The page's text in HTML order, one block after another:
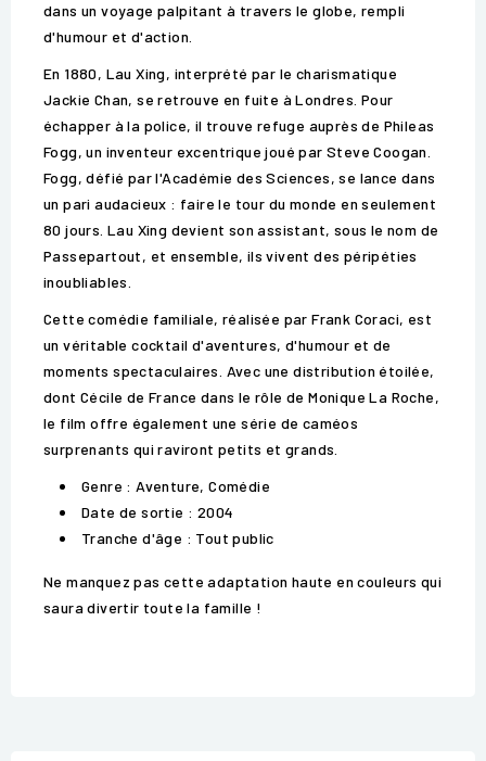
dans un voyage palpitant à travers le globe, rempli
d'humour et d'action.
En 1880, Lau Xing, interprété par le charismatique
Jackie Chan, se retrouve en fuite à Londres. Pour
échapper à la police, il trouve refuge auprès de Phileas
Fogg, un inventeur excentrique joué par Steve Coogan.
Fogg, défié par l'Académie des Sciences, se lance dans
un pari audacieux : faire le tour du monde en seulement
80 jours. Lau Xing devient son assistant, sous le nom de
Passepartout, et ensemble, ils vivent des péripéties
inoubliables.
Cette comédie familiale, réalisée par Frank Coraci, est
un véritable cocktail d'aventures, d'humour et de
moments spectaculaires. Avec une distribution étoilée,
dont Cécile de France dans le rôle de Monique La Roche,
le film offre également une série de caméos
surprenants qui raviront petits et grands.
Genre : Aventure, Comédie
Date de sortie : 2004
Tranche d'âge : Tout public
Ne manquez pas cette adaptation haute en couleurs qui
saura divertir toute la famille !